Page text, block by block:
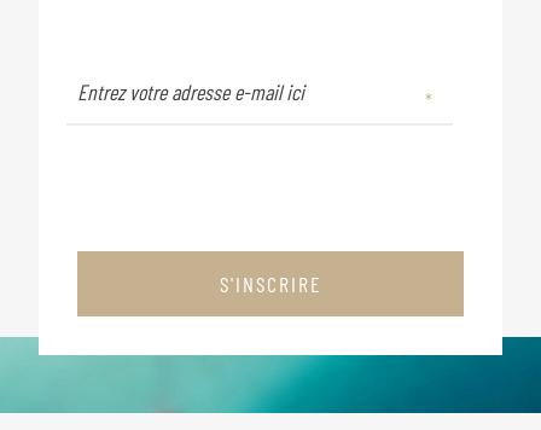
S'INSCRIRE